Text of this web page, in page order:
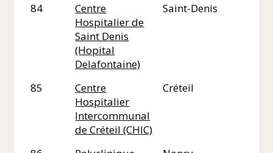
84
Centre
Hospitalier de
Saint Denis
(Hopital
Delafontaine)
Saint-Denis
85
Centre
Hospitalier
Intercommunal
de Créteil (CHIC)
Créteil